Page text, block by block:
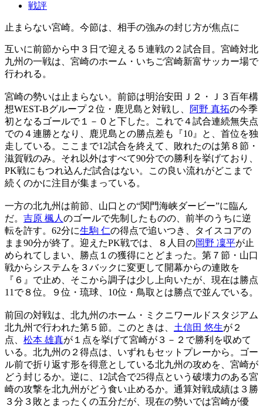
戦評
止まらない宮崎。今節は、相手の強みの封じ方が焦点に
互いに前節から中３日で迎える５連戦の２試合目。宮崎対北
九州の一戦は、宮崎のホーム・いちご宮崎新富サッカー場で
行われる。
宮崎の勢いは止まらない。前節は明治安田Ｊ２・Ｊ３百年構
想WEST-Bグループ２位・鹿児島と対戦し、
阿野 真拓の今季
初となるゴールで１－０と下した。これで４試合連続無失点
での４連勝となり、鹿児島との勝点差も『10』と、首位を独
走している。ここまで12試合を終えて、敗れたのは第８節・
滋賀戦のみ。それ以外はすべて90分での勝利を挙げており、
PK戦にもつれ込んだ試合はない。この良い流れがどこまで
続くのかに注目が集まっている。
一方の北九州は前節、山口との“関門海峡ダービー”に臨ん
だ。 吉原 楓人 のゴールで先制したものの、前半のうちに逆
転を許す。62分に生駒 仁の得点で追いつき、タイスコアの
まま90分が終了。迎えたPK戦では、８人目の岡野 凜平が止
められてしまい、勝点１の獲得にとどまった。第７節・山口
戦からシステムを３バックに変更して開幕からの連敗を
『６』で止め、そこから調子は少し上向いたが、現在は勝点
11で８位。９位・琉球、10位・鳥取とは勝点で並んでいる。
前回の対戦は、北九州のホーム・ミクニワールドスタジアム
北九州で行われた第５節。このときは、 土信田 悠生が２
点、 松本 雄真が１点を挙げて宮崎が３－２で勝利を収めて
いる。北九州の２得点は、いずれもセットプレーから。ゴー
ル前で折り返す形を得意としている北九州の攻めを、宮崎が
どう封じるか。逆に、12試合で25得点という破壊力のある宮
崎の攻撃を北九州がどう食い止めるか。通算対戦成績は３勝
３分３敗とまったくの五分だが、現在の勢いでは宮崎が優